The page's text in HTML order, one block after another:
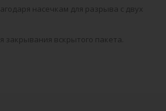
насечкам для разрыва с двух
закрывания вскрытого пакета.